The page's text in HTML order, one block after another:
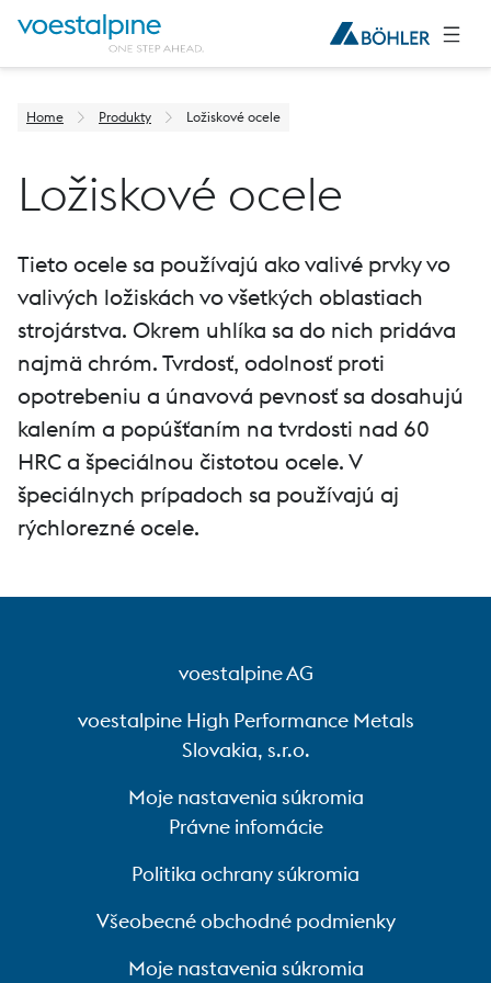
Home Produkty Ložiskové ocele
Ložiskové ocele
Tieto ocele sa používajú ako valivé prvky vo
valivých ložiskách vo všetkých oblastiach
strojárstva. Okrem uhlíka sa do nich pridáva
najmä chróm. Tvrdosť, odolnosť proti
opotrebeniu a únavová pevnosť sa dosahujú
kalením a popúšťaním na tvrdosti nad 60
HRC a špeciálnou čistotou ocele. V
špeciálnych prípadoch sa používajú aj
rýchlorezné ocele.
voestalpine AG
voestalpine High Performance Metals
Slovakia, s.r.o.
Moje nastavenia súkromia
Právne infomácie
Politika ochrany súkromia
Všeobecné obchodné podmienky
Moje nastavenia súkromia